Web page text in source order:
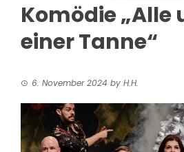
Komödie „Alle
einer Tanne“
6. November 2024 by H.H.